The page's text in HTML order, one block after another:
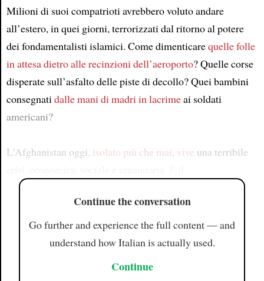
Milioni di suoi compatrioti avrebbero voluto andare
all’estero, in quei giorni, terrorizzati dal ritorno al potere
dei fondamentalisti islamici. Come dimenticarequelle folle
in attesadietro alle recinzioni dell’aeroporto? Quelle corse
disperate sull’asfalto delle piste di decollo? Quei bambini
consegnatidalle manidi madri in lacrimeai soldati
americani?
L'Afghanistan oggi, isolato più che mai, vive una terribile
Continue the conversation
Go further and experience the full content — and
understand how Italian is actually used.
Continue